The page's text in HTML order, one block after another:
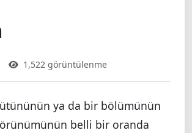
1,522 görüntülenme
ya da bir bölümünün
belli bir oranda